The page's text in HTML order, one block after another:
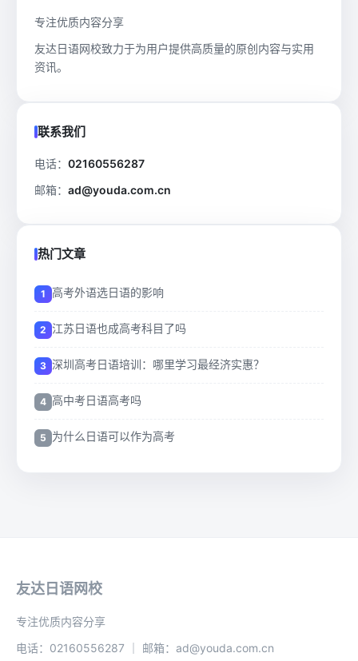
专注优质内容分享
友达日语网校致力于为用户提供高质量的原创内容与实用
资讯。
联系我们
电话： 02160556287
邮箱： ad@youda.com.cn
热门文章
高考外语选日语的影响
江苏日语也成高考科目了吗
深圳高考日语培训：哪里学习最经济实惠？
高中考日语高考吗
为什么日语可以作为高考
友达日语网校
专注优质内容分享
电话：02160556287 ｜ 邮箱：ad@youda.com.cn